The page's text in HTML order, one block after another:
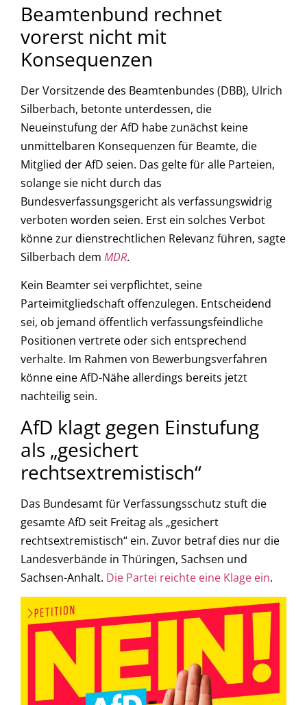
Beamtenbund rechnet
vorerst nicht mit
Konsequenzen
Der Vorsitzende des Beamtenbundes (DBB), Ulrich
Silberbach, betonte unterdessen, die
Neueinstufung der AfD habe zunächst keine
unmittelbaren Konsequenzen für Beamte, die
Mitglied der AfD seien. Das gelte für alle Parteien,
solange sie nicht durch das
Bundesverfassungsgericht als verfassungswidrig
verboten worden seien. Erst ein solches Verbot
könne zur dienstrechtlichen Relevanz führen, sagte
Silberbach dem MDR.
Kein Beamter sei verpflichtet, seine
Parteimitgliedschaft offenzulegen. Entscheidend
sei, ob jemand öffentlich verfassungsfeindliche
Positionen vertrete oder sich entsprechend
verhalte. Im Rahmen von Bewerbungsverfahren
könne eine AfD-Nähe allerdings bereits jetzt
nachteilig sein.
AfD klagt gegen Einstufung
als „gesichert
rechtsextremistisch“
Das Bundesamt für Verfassungsschutz stuft die
gesamte AfD seit Freitag als „gesichert
rechtsextremistisch“ ein. Zuvor betraf dies nur die
Landesverbände in Thüringen, Sachsen und
Sachsen-Anhalt. Die Partei reichte eine Klage ein.